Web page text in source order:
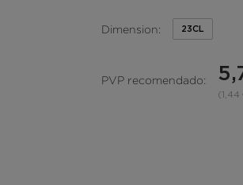
Dimension: 23CL
PVP recomendado:
(1,44